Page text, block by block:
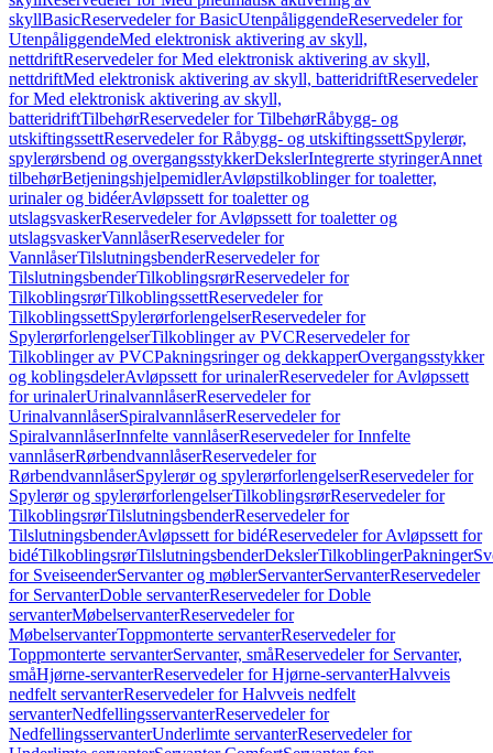
skyllBasicReservedeler for BasicUtenpåliggendeReservedeler for
UtenpåliggendeMed elektronisk aktivering av skyll,
nettdriftReservedeler for Med elektronisk aktivering av skyll,
nettdriftMed elektronisk aktivering av skyll, batteridriftReservedeler
for Med elektronisk aktivering av skyll,
batteridriftTilbehørReservedeler for TilbehørRåbygg- og
utskiftingssettReservedeler for Råbygg- og utskiftingssettSpylerør,
spylerørsbend og overgangsstykkerDekslerIntegrerte styringerAnnet
tilbehørBetjeningshjelpemidlerAvløpstilkoblinger for toaletter,
urinaler og bidéerAvløpssett for toaletter og
utslagsvaskerReservedeler for Avløpssett for toaletter og
utslagsvaskerVannlåserReservedeler for
VannlåserTilslutningsbenderReservedeler for
TilslutningsbenderTilkoblingsrørReservedeler for
TilkoblingsrørTilkoblingssettReservedeler for
TilkoblingssettSpylerørforlengelserReservedeler for
SpylerørforlengelserTilkoblinger av PVCReservedeler for
Tilkoblinger av PVCPakningsringer og dekkapperOvergangsstykker
og koblingsdelerAvløpssett for urinalerReservedeler for Avløpssett
for urinalerUrinalvannlåserReservedeler for
UrinalvannlåserSpiralvannlåserReservedeler for
SpiralvannlåserInnfelte vannlåserReservedeler for Innfelte
vannlåserRørbendvannlåserReservedeler for
RørbendvannlåserSpylerør og spylerørforlengelserReservedeler for
Spylerør og spylerørforlengelserTilkoblingsrørReservedeler for
TilkoblingsrørTilslutningsbenderReservedeler for
TilslutningsbenderAvløpssett for bidéReservedeler for Avløpssett for
bidéTilkoblingsrørTilslutningsbenderDekslerTilkoblingerPakninger
for SveiseenderServanter og møblerServanterServanterReservedeler
for ServanterDoble servanterReservedeler for Doble
servanterMøbelservanterReservedeler for
MøbelservanterToppmonterte servanterReservedeler for
Toppmonterte servanterServanter, småReservedeler for Servanter,
småHjørne-servanterReservedeler for Hjørne-servanterHalvveis
nedfelt servanterReservedeler for Halvveis nedfelt
servanterNedfellingsservanterReservedeler for
NedfellingsservanterUnderlimte servanterReservedeler for